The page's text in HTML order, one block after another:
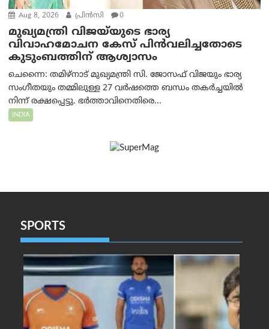
Aug 8, 2026 പ്രിന്‍സി 0
മുഖ്യമന്ത്രി വിജയ്‌യുടെ ഭാര്യ
വിവാഹമോചന കേസ് പിൻവലിച്ചതോടെ
കുടുംബത്തിന് ആശ്വാസം
ചെന്നൈ: തമിഴ്‌നാട് മുഖ്യമന്ത്രി സി. ജോസഫ് വിജയും ഭാര്യ
സംഗീതയും തമ്മിലുള്ള 27 വർഷത്തെ ബന്ധം തകർച്ചയിൽ
നിന്ന് രക്ഷപ്പെട്ടു. ഭർത്താവിനെതിരെ...
INDIA
SPORTS